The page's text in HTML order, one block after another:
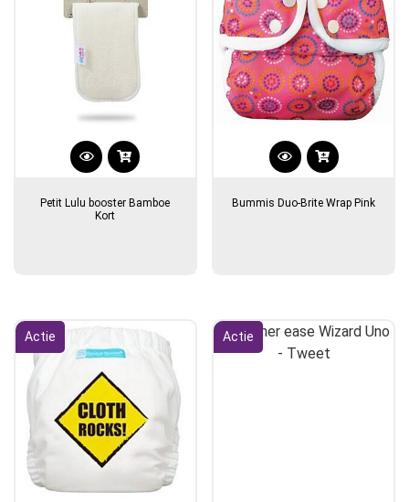
Petit Lulu booster Bamboe
Kort
Bummis Duo-Brite Wrap Pink
Actie Actie